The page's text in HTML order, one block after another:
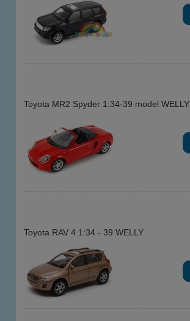
Toyota MR2 Spyder 1:34-39 model WELLY
Toyota RAV 4 1:34 - 39 WELLY